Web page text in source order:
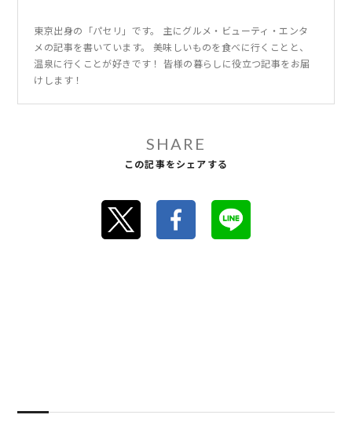
東京出身の「パセリ」です。 主にグルメ・ビューティ・エンタ
メの記事を書いています。 美味しいものを食べに行くことと、
温泉に行くことが好きです！ 皆様の暮らしに役立つ記事をお届
けします！
SHARE
この記事をシェアする